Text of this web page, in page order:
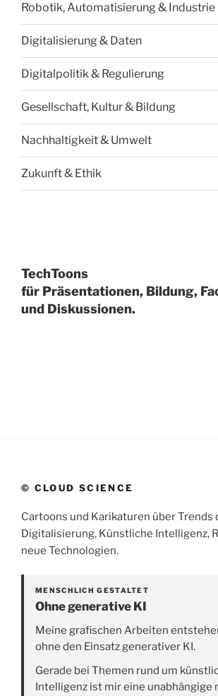
Robotik, Automatisierung & Industrie
Digitalisierung & Daten
Digitalpolitik & Regulierung
Gesellschaft, Kultur & Bildung
Nachhaltigkeit & Umwelt
Zukunft & Ethik
TechToons
für Präsentationen, Bildung,
und Diskussionen.
© CLOUD SCIENCE
Cartoons und Karikaturen über Trends
Digitalisierung, Künstliche Intelligenz,
neue Technologien.
MENSCHLICH GESTALTET
Ohne generative KI
Meine grafischen Arbeiten
ohne den Einsatz generativer KI.
Gerade bei Themen rund um
Intelligenz ist mir eine unabhängige